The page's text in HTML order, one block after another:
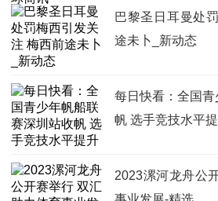
巴黎圣日耳曼处
途未卜_新动态
每日快看：全国
帆 选手竞技水平
2023漯河龙舟公